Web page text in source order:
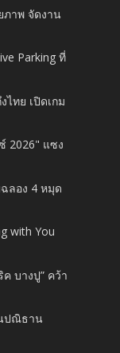
าพ จัดงาน
Parking ที่
ไทย เปิดเกม
2026" แซง
ลอง 4 หมุด
with You
บางปู” คว้า
ปณิธาน